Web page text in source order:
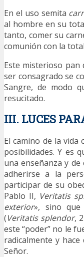
En el uso semita
al hombre en su
tanto, comer su
comunión con la
Este misterioso
ser consagrado se
Sangre, de modo
resucitado.
III. LUCES
El camino de la
posibilidades. Y es
una enseñanza y
adherirse a la
participar de su
Pablo II, Veritatis
exterior», sino que
(Veritatis splendor,
este “poder” no le
radicalmente y
Señor.